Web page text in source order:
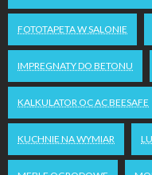
FOTOTAPETA W SALONIE
IMPREGNATY DO BETONU
KALKULATOR OC AC BEESAFE
KUCHNIE NA WYMIAR